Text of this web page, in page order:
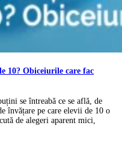
10? Obiceiurile care fac
se întreabă ce se află, de
învățare pe care elevii de 10 o
de alegeri aparent mici,